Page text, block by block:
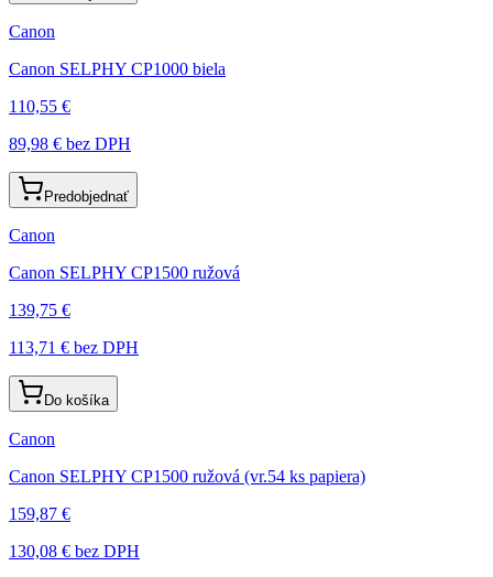
Canon
Canon SELPHY CP1000 biela
110,55 €
89,98 € bez DPH
Predobjednať
Canon
Canon SELPHY CP1500 ružová
139,75 €
113,71 € bez DPH
Do košíka
Canon
Canon SELPHY CP1500 ružová (vr.54 ks papiera)
159,87 €
130,08 € bez DPH